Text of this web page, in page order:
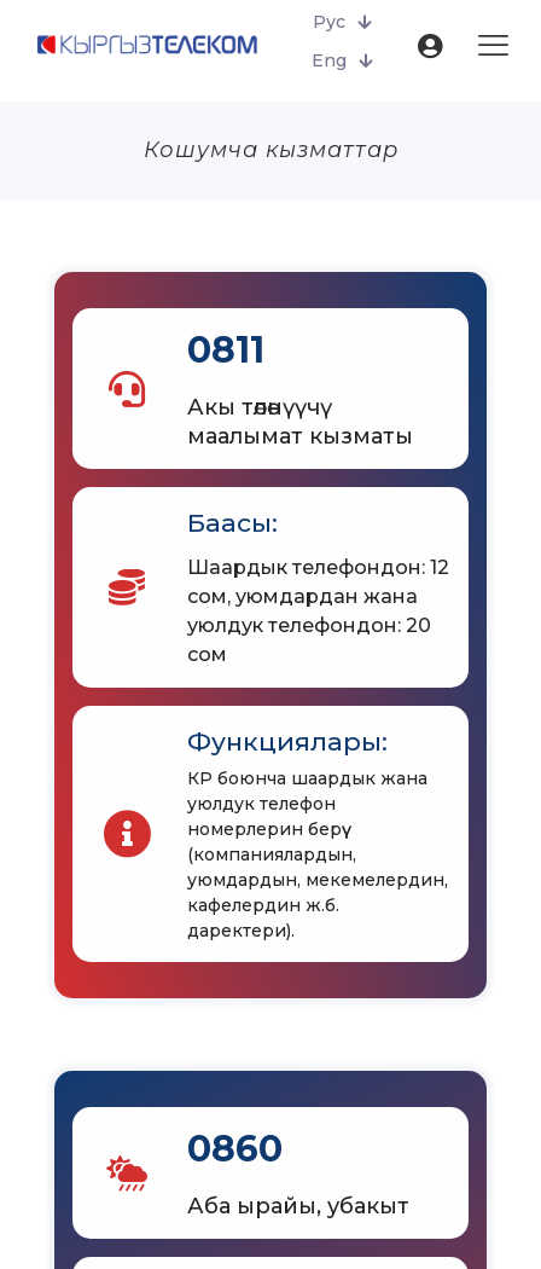
Рус
Eng
Кошумча кызматтар
0811
Акы төлөнүүчү
маалымат кызматы
Баасы:
Шаардык телефондон: 12
сом, уюмдардан жана
уюлдук телефондон: 20
сом
Функциялары:
КР боюнча шаардык жана
уюлдук телефон
номерлерин берүү
(компаниялардын,
уюмдардын, мекемелердин,
кафелердин ж.б.
даректери).
0860
Аба ырайы, убакыт